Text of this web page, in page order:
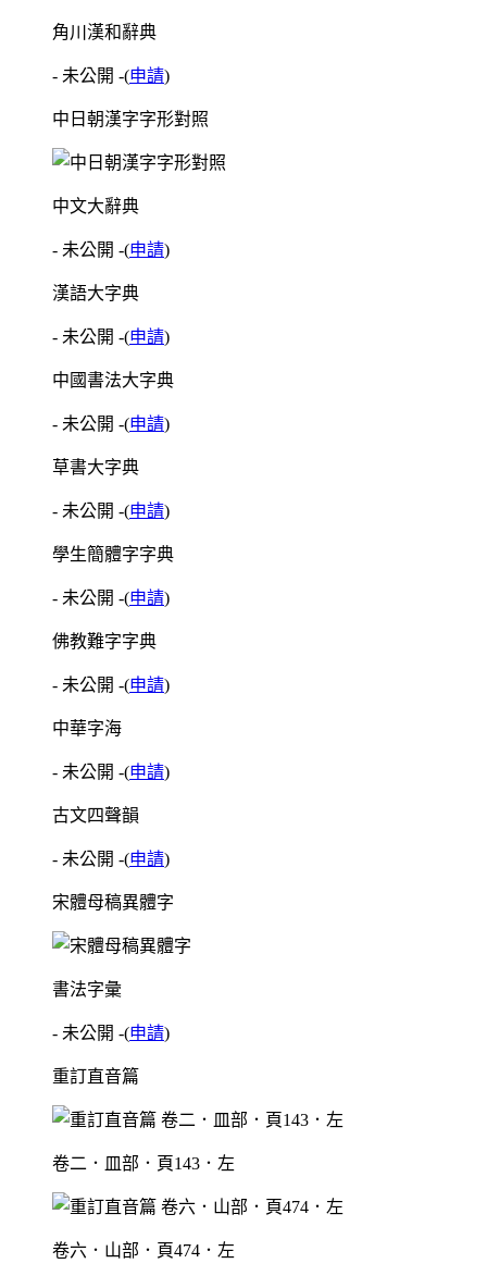
角川漢和辭典
- 未公開 -(申請)
中日朝漢字字形對照
中文大辭典
- 未公開 -(申請)
漢語大字典
- 未公開 -(申請)
中國書法大字典
- 未公開 -(申請)
草書大字典
- 未公開 -(申請)
學生簡體字字典
- 未公開 -(申請)
佛教難字字典
- 未公開 -(申請)
中華字海
- 未公開 -(申請)
古文四聲韻
- 未公開 -(申請)
宋體母稿異體字
書法字彙
- 未公開 -(申請)
重訂直音篇
卷二．皿部．頁143．左
卷六．山部．頁474．左